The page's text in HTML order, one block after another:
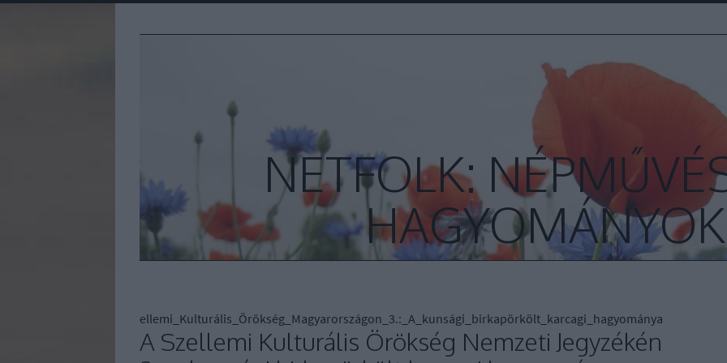
NETFOLK:
HAGYOMÁNYOK
ellemi_Kulturális_Örökség_Magyarországon_3.:_A_kunsági_birkapörkölt_karcagi_hagyománya
A Szellemi Kulturális Örökség Nemzeti Jegyzékén